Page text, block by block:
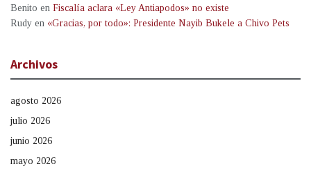
Benito en Fiscalía aclara «Ley Antiapodos» no existe
Rudy en «Gracias, por todo»: Presidente Nayib Bukele a Chivo Pets
Archivos
agosto 2026
julio 2026
junio 2026
mayo 2026